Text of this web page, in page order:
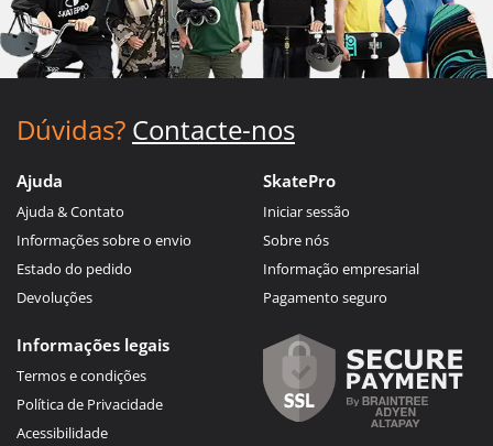
Dúvidas? Contacte-nos
Ajuda
Ajuda & Contato
Informações sobre o envio
Estado do pedido
Devoluções
SkatePro
Iniciar sessão
Sobre nós
Informação empresarial
Pagamento seguro
Informações legais
Termos e condições
Política de Privacidade
Acessibilidade